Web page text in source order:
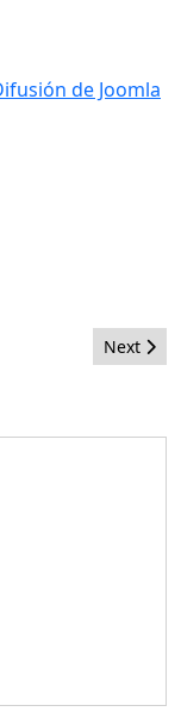
de Joomla
básica en
Next
Next